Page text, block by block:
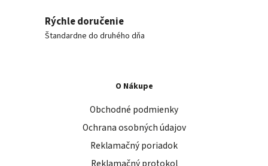
Rýchle doručenie
Štandardne do druhého dňa
O Nákupe
Obchodné podmienky
Ochrana osobných údajov
Reklamačný poriadok